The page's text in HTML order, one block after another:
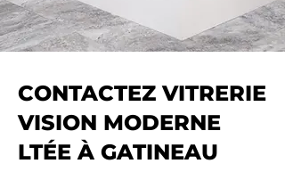
CONTACTEZ VITRERIE
VISION MODERNE
LTÉE À GATINEAU